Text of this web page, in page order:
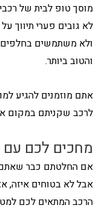
מוסך טופ לבית של
לא גובים פערי תיווך
ולא משתמשים בחלפים
והטוב ביותר.
אתם מוזמנים להגיע
לרכב שקניתם במקום
מחכים לכם
אם החלטתם כבר שאתם
אבל לא בטוחים איזה,
הרכב המתאים לכם